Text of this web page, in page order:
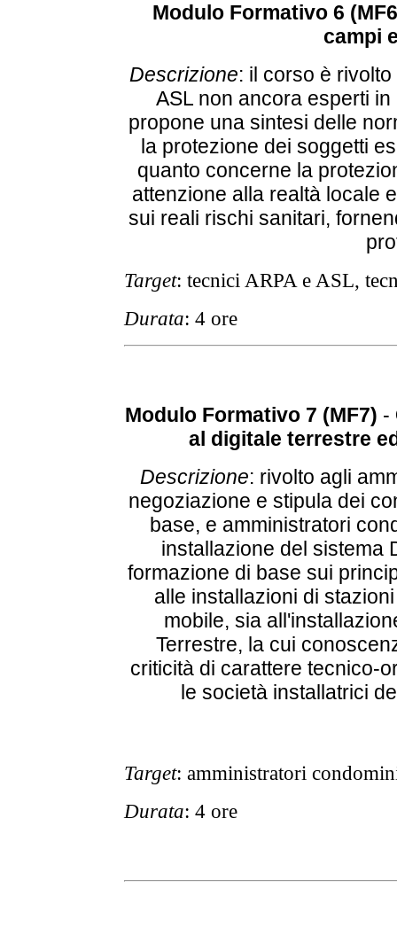
Modulo Formativo 6
campi
Descrizione: il corso è
ASL non ancora esperti
propone una sintesi delle
la protezione dei soggetti
quanto concerne la
attenzione alla realtà locale
sui reali rischi sanitari,
Target: tecnici ARPA e ASL,
Durata: 4 ore
Modulo Formativo 7 (MF7) -
al digitale terrestre
Descrizione: rivolto agli
negoziazione e stipula dei
base, e amministratori
installazione del sistema
formazione di base sui
alle installazioni di
mobile, sia
Terrestre, la cui
criticità di carattere tecnico-
le società installatrici
Target: amministratori
Durata: 4 ore